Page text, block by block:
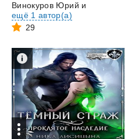
Винокуров Юрий и
ещё 1 автор(а)
29